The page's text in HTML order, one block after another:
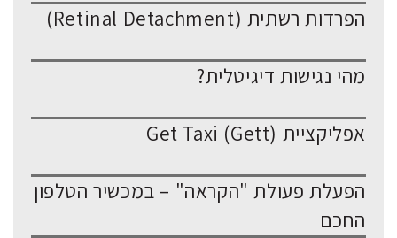
הפרדות רשתית (Retinal Detachment)
מהי נגישות דיגיטלית?
אפליקציית Get Taxi (Gett)
הפעלת פעולת "הקראה" – במכשיר הטלפון
החכם